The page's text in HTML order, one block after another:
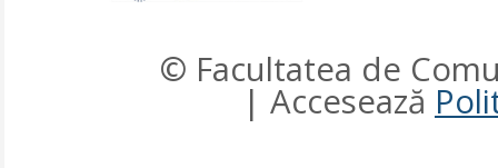
© Facultatea de
| Accesează